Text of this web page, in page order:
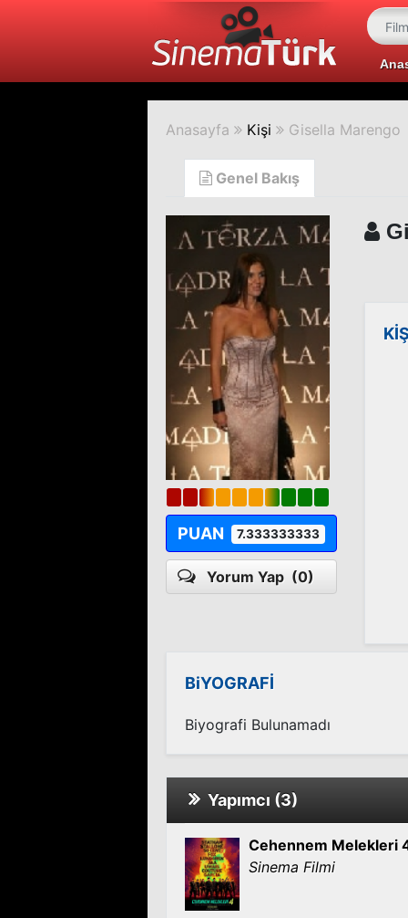
Anasayfa Kişi Gisella Marengo
Genel Bakış
PUAN 7.333333333
Yorum Yap (0)
BiYOGRAFİ
Biyografi Bulunamadı
Yapımcı (3)
Cehennem Melekleri
Sinema Filmi